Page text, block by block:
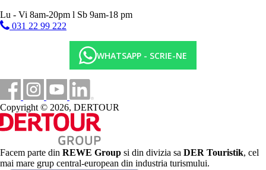
Restaurant
Distanta de cel mai apropiat aeroport
Distanta pana la plaja
Plaja
Sezlonguri pe plaja contra cost
Umbrele pe plaja contra cost
Vacanta la plaja
Lu - Vi 8am-20pm l Sb 9am-18 pm
031 22 99 222
WHATSAPP - SCRIE-NE
Copyright © 2026, DERTOUR
Facem parte din REWE Group si din divizia sa DER Touristik, cel
mai mare grup central-european din industria turismului.